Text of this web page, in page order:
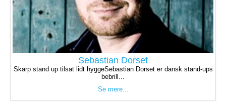
Sebastian Dorset
Skarp stand up tilsat lidt hyggeSebastian Dorset er dansk stand-ups
bebrill...
Se mere...